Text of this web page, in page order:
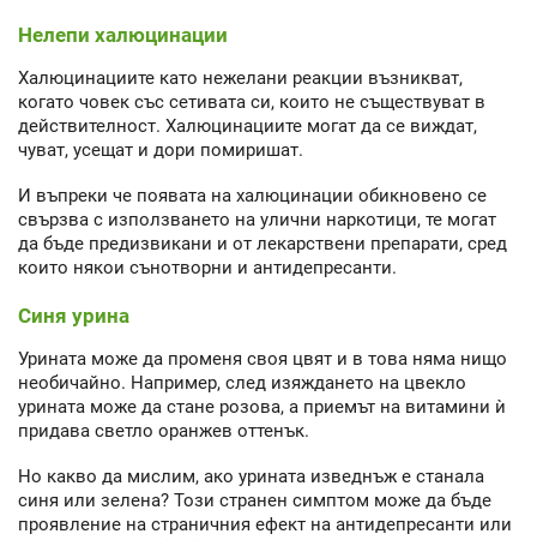
Нелепи халюцинации
Халюцинациите като нежелани реакции възникват,
когато човек със сетивата си, които не съществуват в
действителност. Халюцинациите могат да се виждат,
чуват, усещат и дори помиришат.
И въпреки че появата на халюцинации обикновено се
свързва с използването на улични наркотици, те могат
да бъде предизвикани и от лекарствени препарати, сред
които някои сънотворни и антидепресанти.
Синя урина
Урината може да променя своя цвят и в това няма нищо
необичайно. Например, след изяждането на цвекло
урината може да стане розова, а приемът на витамини ѝ
придава светло оранжев оттенък.
Но какво да мислим, ако урината изведнъж е станала
синя или зелена? Този странен симптом може да бъде
проявление на страничния ефект на антидепресанти или